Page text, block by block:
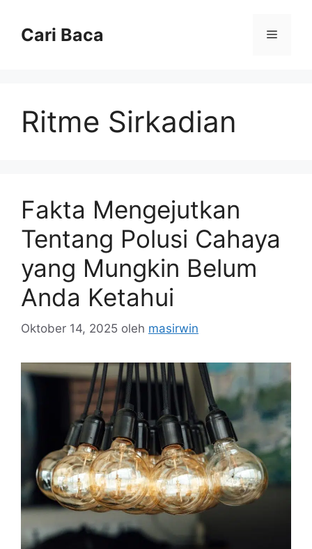
Cari Baca Menu
Ritme Sirkadian
Fakta Mengejutkan
Tentang Polusi Cahaya
yang Mungkin Belum
Anda Ketahui
Oktober 14, 2025 oleh masirwin